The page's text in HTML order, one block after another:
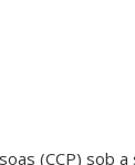
(CCP) sob